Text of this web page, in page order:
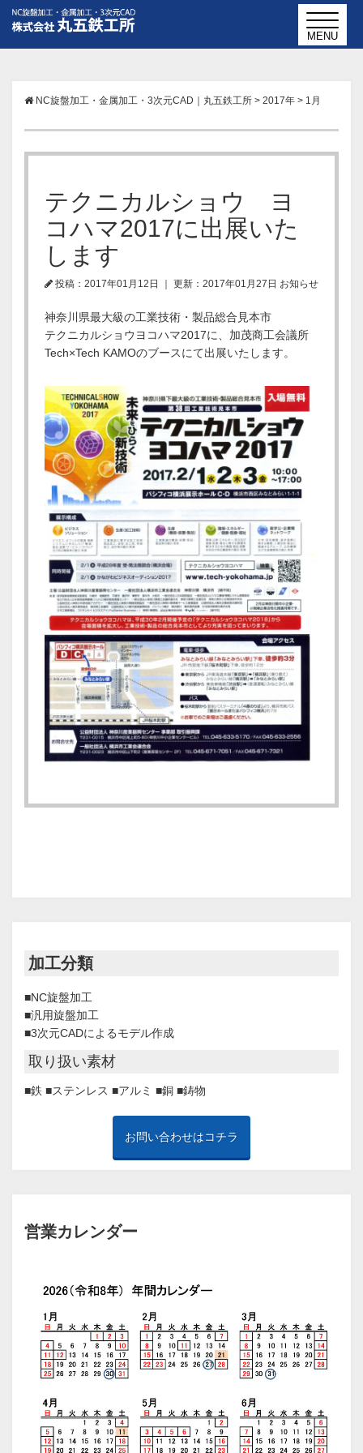
NC旋盤加工・金属加工・3次元CAD｜丸五鉄工所 > 2017年 > 1月
テクニカルショウ ヨ
コハマ2017に出展いた
します
投稿：2017年01月12日 更新：2017年01月27日 お知らせ
神奈川県最大級の工業技術・製品総合見本市
テクニカルショウヨコハマ2017に、加茂商工会議所
Tech×Tech KAMOのブースにて出展いたします。
加工分類
■NC旋盤加工
■汎用旋盤加工
■3次元CADによるモデル作成
取り扱い素材
■鉄 ■ステンレス ■アルミ ■銅 ■鋳物
お問い合わせはコチラ
営業カレンダー